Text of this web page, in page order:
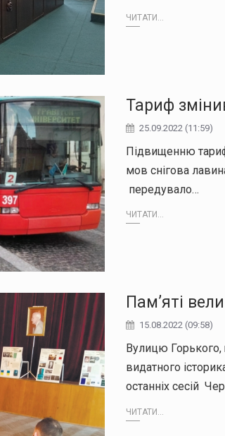
ЧИТАТИ...
Тариф
25.09.2022 (11:59)
Підвищенню
мов снігова
передувало…
ЧИТАТИ...
Пам’яті
15.08.2022 (09:58)
Вулицю
видатного
останніх сесій
ЧИТАТИ...